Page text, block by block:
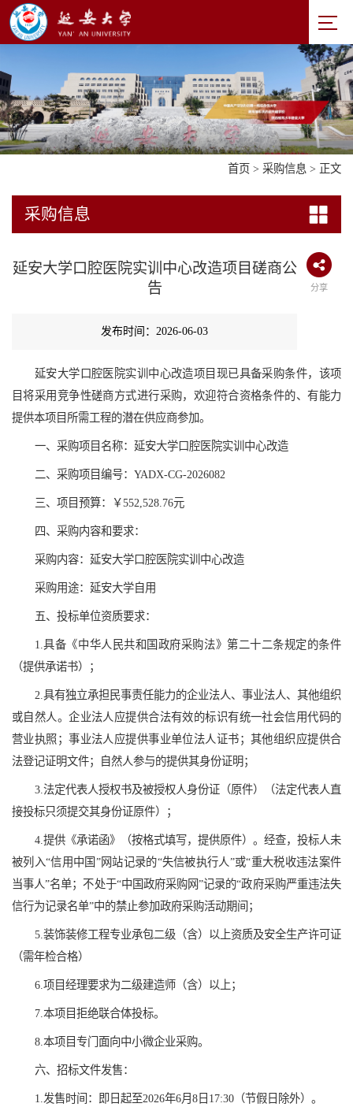
首页 > 采购信息 > 正文
采购信息
延安大学口腔医院实训中心改造项目磋商公
告
分享
发布时间：2026-06-03
延安大学口腔医院实训中心改造项目现已具备采购条件，该项
目将采用竞争性磋商方式进行采购，欢迎符合资格条件的、有能力
提供本项目所需工程的潜在供应商参加。
一、采购项目名称：延安大学口腔医院实训中心改造
二、采购项目编号：YADX-CG-2026082
三、项目预算：￥552,528.76元
四、采购内容和要求：
采购内容：延安大学口腔医院实训中心改造
采购用途：延安大学自用
五、投标单位资质要求：
1.具备《中华人民共和国政府采购法》第二十二条规定的条件
（提供承诺书）；
2.具有独立承担民事责任能力的企业法人、事业法人、其他组织
或自然人。企业法人应提供合法有效的标识有统一社会信用代码的
营业执照；事业法人应提供事业单位法人证书；其他组织应提供合
法登记证明文件；自然人参与的提供其身份证明；
3.法定代表人授权书及被授权人身份证（原件）（法定代表人直
接投标只须提交其身份证原件）；
4.提供《承诺函》（按格式填写，提供原件）。经查，投标人未
被列入“信用中国”网站记录的“失信被执行人”或“重大税收违法案件
当事人”名单；不处于“中国政府采购网”记录的“政府采购严重违法失
信行为记录名单”中的禁止参加政府采购活动期间；
5.装饰装修工程专业承包二级（含）以上资质及安全生产许可证
（需年检合格）
6.项目经理要求为二级建造师（含）以上；
7.本项目拒绝联合体投标。
8.本项目专门面向中小微企业采购。
六、招标文件发售：
1.发售时间：即日起至2026年6月8日17:30（节假日除外）。